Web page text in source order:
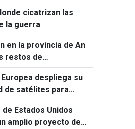
cicatrizan las
la guerra
en la provincia de An
restos de
caídos
despliega su
de satélites para
soberanía digital
de Estados Unidos
amplio proyecto de